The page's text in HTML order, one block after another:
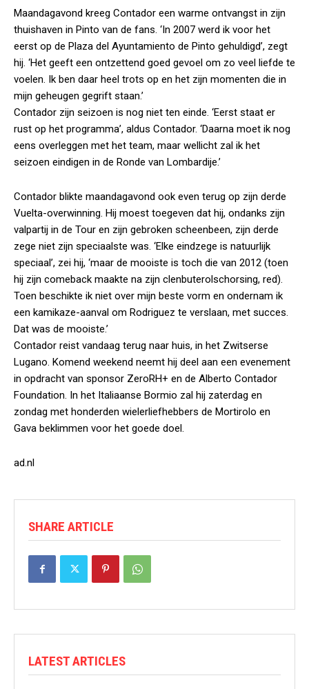
Maandagavond kreeg Contador een warme ontvangst in zijn
thuishaven in Pinto van de fans. ‘In 2007 werd ik voor het
eerst op de Plaza del Ayuntamiento de Pinto gehuldigd’, zegt
hij. ‘Het geeft een ontzettend goed gevoel om zo veel liefde te
voelen. Ik ben daar heel trots op en het zijn momenten die in
mijn geheugen gegrift staan.’
Contador zijn seizoen is nog niet ten einde. ‘Eerst staat er
rust op het programma’, aldus Contador. ‘Daarna moet ik nog
eens overleggen met het team, maar wellicht zal ik het
seizoen eindigen in de Ronde van Lombardije.’
Contador blikte maandagavond ook even terug op zijn derde
Vuelta-overwinning. Hij moest toegeven dat hij, ondanks zijn
valpartij in de Tour en zijn gebroken scheenbeen, zijn derde
zege niet zijn speciaalste was. ‘Elke eindzege is natuurlijk
speciaal’, zei hij, ‘maar de mooiste is toch die van 2012 (toen
hij zijn comeback maakte na zijn clenbuterolschorsing, red).
Toen beschikte ik niet over mijn beste vorm en ondernam ik
een kamikaze-aanval om Rodriguez te verslaan, met succes.
Dat was de mooiste.’
Contador reist vandaag terug naar huis, in het Zwitserse
Lugano. Komend weekend neemt hij deel aan een evenement
in opdracht van sponsor ZeroRH+ en de Alberto Contador
Foundation. In het Italiaanse Bormio zal hij zaterdag en
zondag met honderden wielerliefhebbers de Mortirolo en
Gava beklimmen voor het goede doel.
ad.nl
SHARE ARTICLE
LATEST ARTICLES